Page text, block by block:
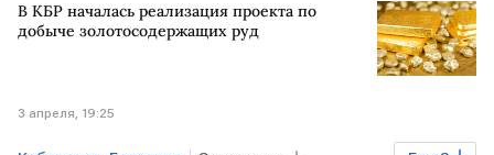
Николай Шульгинов Россети
В КБР началась реализация проекта по
добыче золотосодержащих руд
3 апреля, 19:25